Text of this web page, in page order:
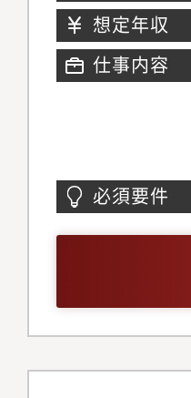
想定年収
仕事内容
必須要件